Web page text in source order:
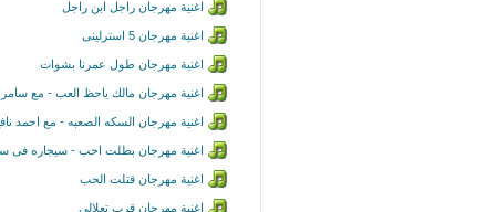
اغنية مهرجان راجل ابن راجل
اغنية مهرجان 5 استرلينى
اغنية مهرجان طول عمرنا بشوات
اغنية مهرجان مالك ياحظ العب - مع سامر
اغنية مهرجان السكه الصعبه - مع احمد
اغنية مهرجان بطلت احب - سيجاره فى
اغنية مهرجان قتلت الحب
اغنية مهرجان قرب تعلالى